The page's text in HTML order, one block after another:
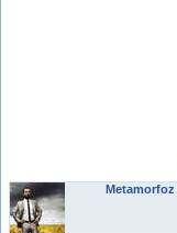
Metamorfoz